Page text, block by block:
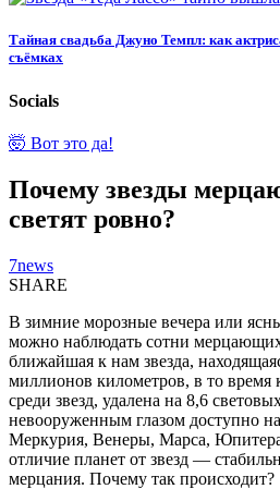
Тайная свадьба Джуно Темпл: как
съёмках
Socials
🤯 Вот это да!
Почему звезды
светят ровно?
7news
SHARE
В зимние морозные вечера или
можно наблюдать сотни мерцающих
ближайшая к нам звезда,
миллионов километров, в то время
среди звезд, удалена на 8,6
невооруженным глазом доступно
Меркурия, Венеры, Марса,
отличие планет от звезд —
мерцания. Почему так происходит?